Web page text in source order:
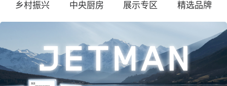
乡村振兴 中央厨房 展示专区 精选品牌